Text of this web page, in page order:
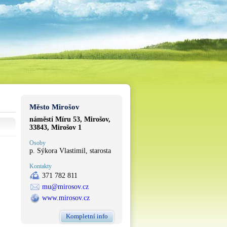
Město Mirošov
náměstí Míru 53, Mirošov,
33843, Mirošov 1
Osoby
p. Sýkora Vlastimil, starosta
Kontakty
371 782 811
mu@mirosov.cz
www.mirosov.cz
Kompletní info